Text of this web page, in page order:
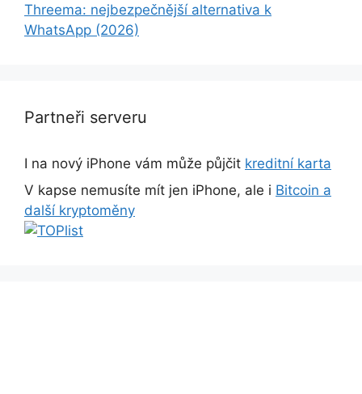
Threema: nejbezpečnější alternativa k
WhatsApp (2026)
Partneři serveru
I na nový iPhone vám může půjčit kreditní karta
V kapse nemusíte mít jen iPhone, ale i Bitcoin a
další kryptoměny